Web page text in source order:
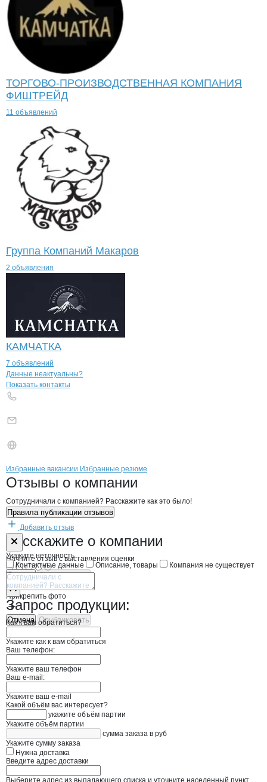
ТОРГОВО-ПРОИЗВОДСТВЕННАЯ КОМПАНИЯ
ФИШТРЕЙД
11 объявлений
Группа Компаний Макаров
2 объявления
КАМЧАТКА
7 объявлений
Контактыкомпании
+7(800)000-00-..
Данные неактуальны?
Показать контакты
Брендыкомпани Главное
Вакансии вГлавное бассейновое
Избранные вакансии Избранные резюме
Новости oГлавное бассейновое
Отзывы о компании
Сотрудничали с компанией? Расскажите как это было!
Правила публикации отзывов
Добавить отзыв
Расскажите о компании
Начните отзыв с выставления оценки
Прикрепить фото
Отмена Опубликовать
Форма обратной связи о неточностях
Укажите неточность
Контактные данные
Описание, товары Компания не существует
Отмена Опубликовать
Запрос продукции:
Как к вам обратиться?
Укажите как к вам обратиться
Ваш телефон:
Укажите ваш телефон
Ваш e-mail:
Укажите ваш e-mail
Какой объём вас интересует?
укажите объём партии
Укажите объём партии
сумма заказа в руб
Укажите сумму заказа
Нужна доставка
Введите адрес доставки
Выберите адрес из выпадающего списка и уточните населенный пункт